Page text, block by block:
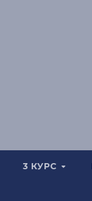
3 КУРС